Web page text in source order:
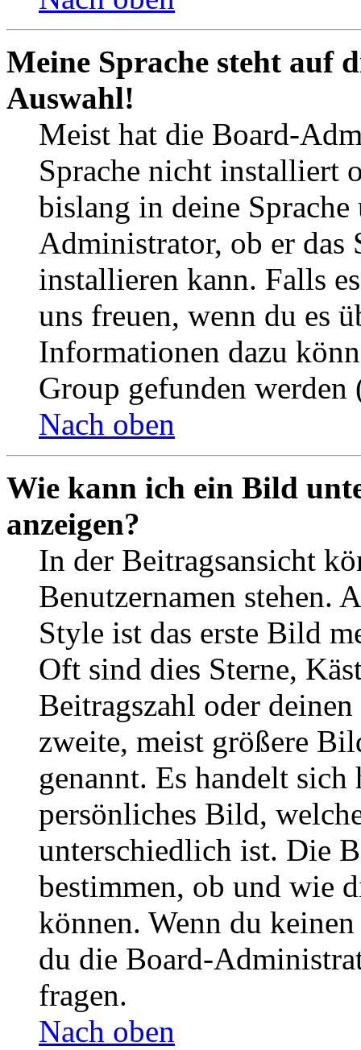
Meine Sprache steht auf
Auswahl!
Meist hat die Board-
Sprache nicht installiert
bislang in deine
Administrator, ob er das
installieren kann. Falls
uns freuen, wenn du es
Informationen dazu
Group gefunden
Nach oben
Wie kann ich ein Bild
anzeigen?
In der Beitragsansicht
Benutzernamen stehen.
Style ist das erste Bild
Oft sind dies Sterne,
Beitragszahl oder
zweite, meist größere
genannt. Es handelt
persönliches Bild,
unterschiedlich ist. Die
bestimmen, ob und wie
können. Wenn du
du die Board-
fragen.
Nach oben